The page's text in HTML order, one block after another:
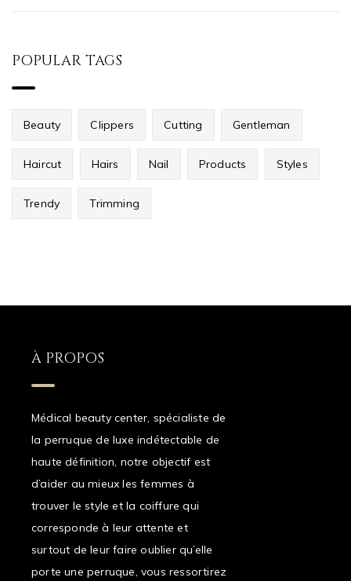
POPULAR TAGS
Beauty Clippers Cutting Gentleman
Haircut Hairs Nail Products Styles
Trendy Trimming
À PROPOS
Médical beauty center, spécialiste de
la perruque de luxe indétectable de
haute définition, notre objectif est
d’aider au mieux les femmes à
trouver le style et la coiffure qui
corresponde à leur attente et
surtout de leur faire oublier qu’elle
porte une perruque, vous ressortirez